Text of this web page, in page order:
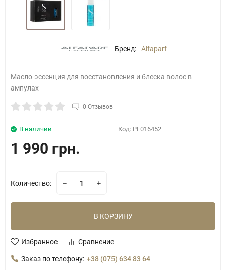
Бренд: Alfaparf
Масло-эссенция для восстановления и блеска волос в
ампулах
0 Отзывов
Код: PF016452
В наличии
1 990 грн.
Количество:
В КОРЗИНУ
Избранное Сравнение
Заказ по телефону: +38 (075) 634 83 64